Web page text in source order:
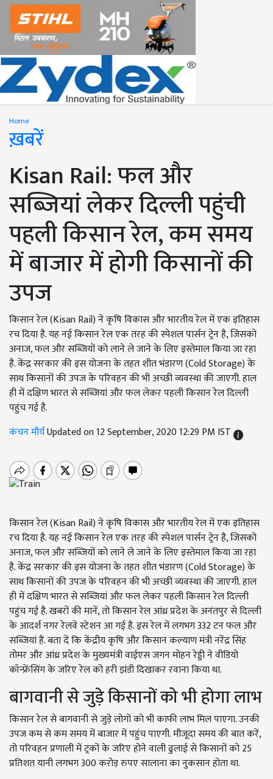
Home
ख़बरें
Kisan Rail: फल और
सब्जियां लेकर दिल्ली पहुंची
पहली किसान रेल, कम समय
में बाजार में होगी किसानों की
उपज
किसान रेल (Kisan Rail) ने कृषि विकास और भारतीय रेल में एक इतिहास
रच दिया है. यह नई किसान रेल एक तरह की स्पेशल पार्सन ट्रेन है, जिसको
अनाज, फल और सब्जियों को लाने ले जाने के लिए इस्तेमाल किया जा रहा
है. केंद्र सरकार की इस योजना के तहत शीत भंडारण (Cold Storage) के
साथ किसानों की उपज के परिवहन की भी अच्छी व्यवस्था की जाएगी. हाल
ही में दक्षिण भारत से सब्जियां और फल लेकर पहली किसान रेल दिल्ली
पहुंच गई है.
कंचन मौर्यUpdated on 12 September, 2020 12:29 PM IST
किसान रेल (Kisan Rail) ने कृषि विकास और भारतीय रेल में एक इतिहास
रच दिया है. यह नई किसान रेल एक तरह की स्पेशल पार्सन ट्रेन है, जिसको
अनाज, फल और सब्जियों को लाने ले जाने के लिए इस्तेमाल किया जा रहा
है. केंद्र सरकार की इस योजना के तहत शीत भंडारण (Cold Storage) के
साथ किसानों की उपज के परिवहन की भी अच्छी व्यवस्था की जाएगी. हाल
ही में दक्षिण भारत से सब्जियां और फल लेकर पहली किसान रेल दिल्ली
पहुंच गई है. खबरों की मानें, तो किसान रेल आंध्र प्रदेश के अनंतपुर से दिल्ली
के आदर्श नगर रेलवे स्टेशन आ गई है. इस रेल में लगभग 332 टन फल और
सब्जियां हैं. बता दें कि केंद्रीय कृषि और किसान कल्याण मंत्री नरेंद्र सिंह
तोमर और आंध्र प्रदेश के मुख्यमंत्री वाईएस जगन मोहन रेड्डी ने वीडियो
कॉन्फ्रेंसिंग के जरिए रेल को हरी झंडी दिखाकर रवाना किया था.
बागवानी से जुड़े किसानों को भी होगा लाभ
किसान रेल से बागवानी से जुड़े लोगों को भी काफी लाभ मिल पाएगा. उनकी
उपज कम से कम समय में बाजार में पहुंच पाएगी. मौजूदा समय की बात करें,
तो परिवहन प्रणाली में ट्रकों के जरिए होने वाली ढुलाई से किसानों को 25
प्रतिशत यानी लगभग 300 करोड़ रुपए सालाना का नुकसान होता था.